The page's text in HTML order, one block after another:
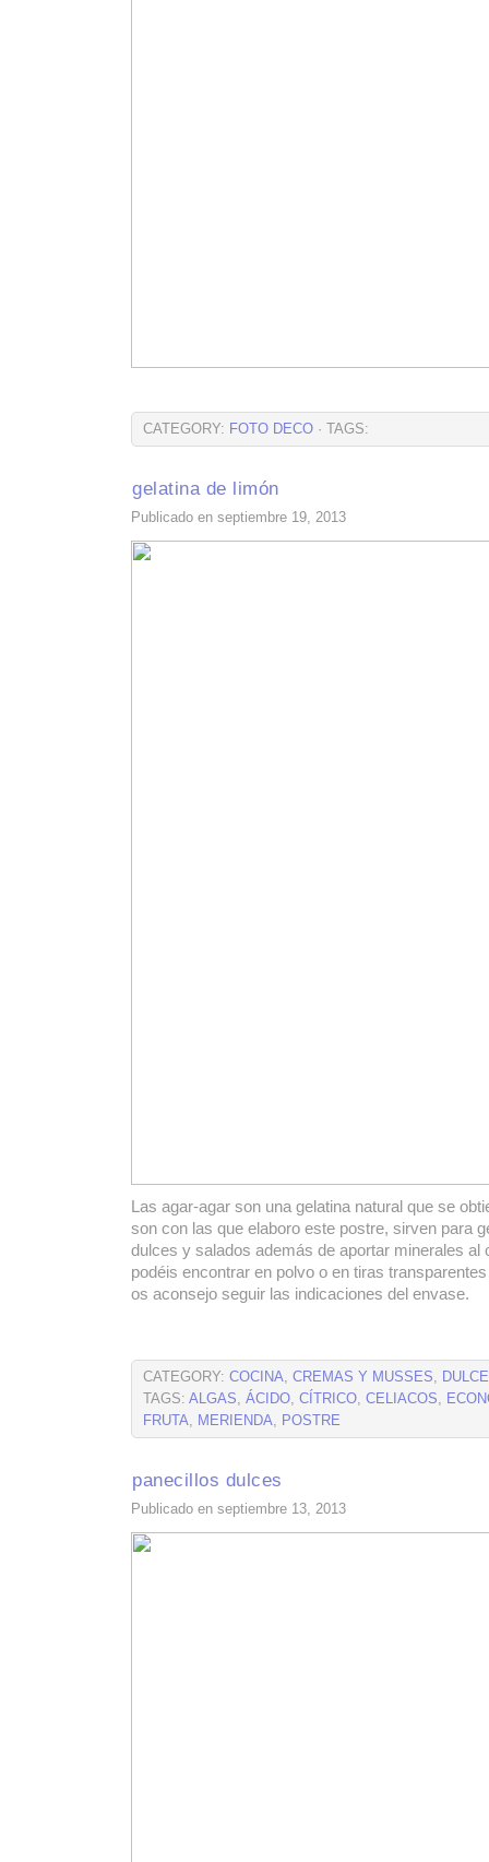
CATEGORY: FOTO DECO · TAGS:
gelatina de limón
Publicado en septiembre 19, 2013
Las agar-agar son una gelatina natural que se
son con las que elaboro este postre, sirven para
dulces y salados además de aportar minerales al
podéis encontrar en polvo o en tiras
os aconsejo seguir las indicaciones del envase.
CATEGORY: COCINA, CREMAS Y MUSSES,
TAGS: ALGAS, ÁCIDO, CÍTRICO, CELIACOS,
FRUTA, MERIENDA, POSTRE
panecillos dulces
Publicado en septiembre 13, 2013